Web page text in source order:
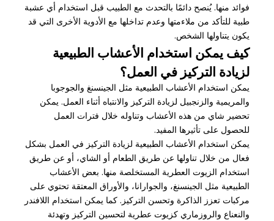
فوائد منها. يُنصح دائمًا بالتحدث مع الطبيب قبل استخدام أي عشبة
طبية للتأكد من ملاءمتها وعدم تداخلها مع الأدوية الأخرى التي قد
يكون يتناولها الشخص.
كيف يمكن استخدام الأعشاب الطبيعية
لزيادة التركيز في العمل؟
يمكن استخدام الأعشاب الطبيعية مثل الجينسنغ والجوجوبا
والمريمية والزنجبيل لزيادة التركيز والانتباه أثناء العمل. يمكن
تحضير شاي من هذه الأعشاب وتناوله خلال فترات العمل
للحصول على تأثيرها المفيد.
يمكن استخدام الأعشاب الطبيعية لزيادة التركيز في العمل بشكل
فعال من خلال تناولها عن طريق الطعام أو الشاي، أو عن طريق
استخدام الزيوت العطرية المستخلصة منها. بعض الأعشاب
الطبيعية مثل الجينسنغ، والجوارانا، والأوراق المعتقة تحتوي على
مركبات تعزز الذاكرة وتحسن التركيز. كما يمكن استخدام اللافندر
والنعناع والروزماري كزيوت عطرية لتحسين التركيز وتهدئة